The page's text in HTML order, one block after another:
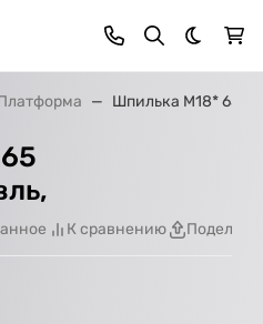
Темная
Шпилька М18* 65
К сравнению